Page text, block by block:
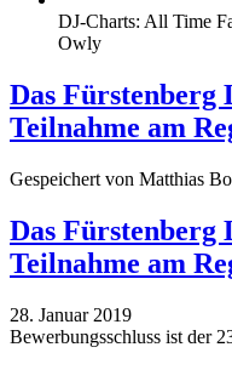
DJ-Charts: All Time
Owly
Das
Teilnahme am
Gespeichert von Matthias
Das
Teilnahme am
28. Januar 2019
Bewerbungsschluss ist der